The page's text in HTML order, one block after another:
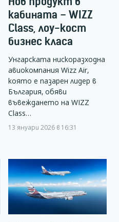
кабината – WIZZ
Class, лоу-кост
бизнес класа
Унгарската нискоразходна
авиокомпания Wizz Air,
която е пазарен лидер в
България, обяви
въвеждането на WIZZ
Class…
13 януари 2026 в 16:31